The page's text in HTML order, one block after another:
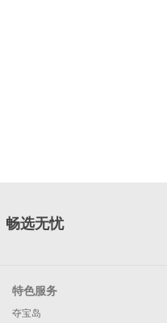
畅选无忧
特色服务
夺宝岛